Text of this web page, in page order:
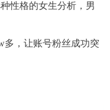
性格的女生分析，男
多，让账号粉丝成功突